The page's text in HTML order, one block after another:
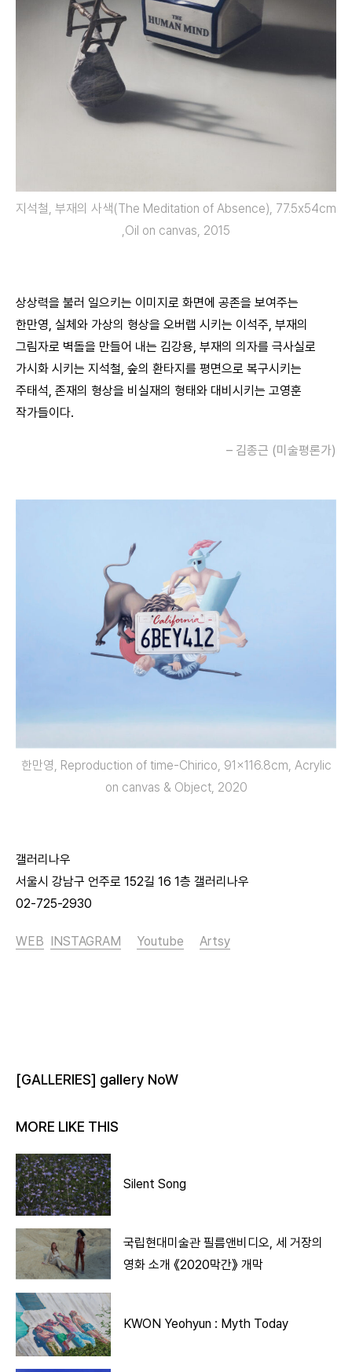
지석철, 부재의 사색(The Meditation of Absence), 77.5x54cm
,Oil on canvas, 2015
상상력을 불러 일으키는 이미지로 화면에 공존을 보여주는
한만영, 실체와 가상의 형상을 오버랩 시키는 이석주, 부재의
그림자로 벽돌을 만들어 내는 김강용, 부재의 의자를 극사실로
가시화 시키는 지석철, 숲의 환타지를 평면으로 복구시키는
주태석, 존재의 형상을 비실재의 형태와 대비시키는 고영훈
작가들이다.
– 김종근 (미술평론가)
한만영, Reproduction of time-Chirico, 91×116.8cm, Acrylic
on canvas & Object, 2020
갤러리나우
서울시 강남구 언주로 152길 16 1층 갤러리나우
02-725-2930
WEB INSTAGRAM Youtube Artsy
[GALLERIES] gallery NoW
MORE LIKE THIS
Silent Song
국립현대미술관 필름앤비디오, 세 거장의
영화 소개 《2020막간》 개막
KWON Yeohyun : Myth Today